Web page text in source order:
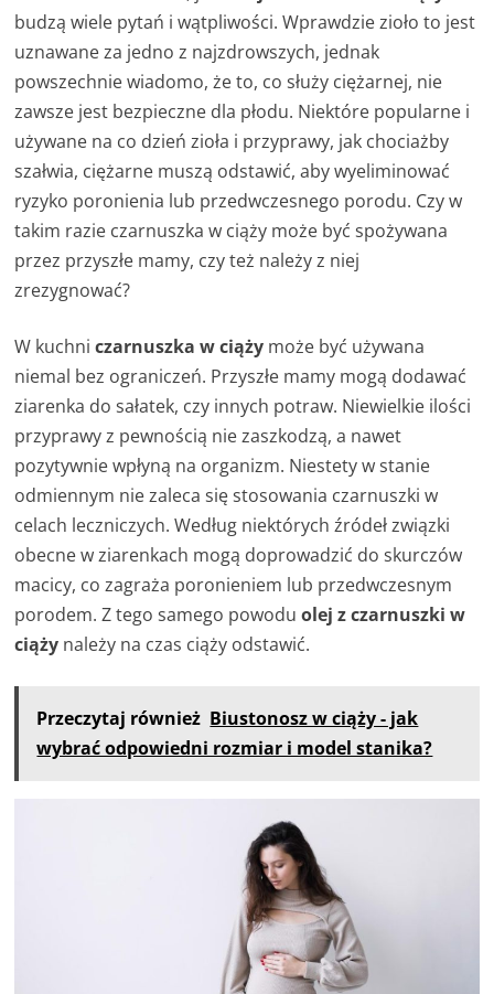
budzą wiele pytań i wątpliwości. Wprawdzie zioło to jest
uznawane za jedno z najzdrowszych, jednak
powszechnie wiadomo, że to, co służy ciężarnej, nie
zawsze jest bezpieczne dla płodu. Niektóre popularne i
używane na co dzień zioła i przyprawy, jak chociażby
szałwia, ciężarne muszą odstawić, aby wyeliminować
ryzyko poronienia lub przedwczesnego porodu. Czy w
takim razie czarnuszka w ciąży może być spożywana
przez przyszłe mamy, czy też należy z niej
zrezygnować?
W kuchniczarnuszka w ciąży może być używana
niemal bez ograniczeń. Przyszłe mamy mogą dodawać
ziarenka do sałatek, czy innych potraw. Niewielkie ilości
przyprawy z pewnością nie zaszkodzą, a nawet
pozytywnie wpłyną na organizm. Niestety w stanie
odmiennym nie zaleca się stosowania czarnuszki w
celach leczniczych. Według niektórych źródeł związki
obecne w ziarenkach mogą doprowadzić do skurczów
macicy, co zagraża poronieniem lub przedwczesnym
porodem. Z tego samego powoduolej z czarnuszki w
ciąży należy na czas ciąży odstawić.
Przeczytaj również Biustonosz w ciąży - jak
wybrać odpowiedni rozmiar i model stanika?